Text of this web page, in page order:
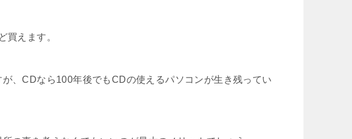
買えます。
、CDなら100年後でもCDの使えるパソコンが生き残ってい